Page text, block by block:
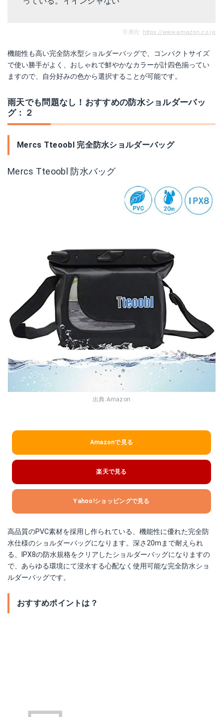
引用元: https://www.amazon.co.jp
機能性も高い完全防水型ショルダーバッグで、コンパクトサイズ
で使い勝手がよく、おしゃれで鮮やかなカラーが計四色揃ってい
ますので、自分好みの色から選択することが可能です。
雨天でも問題なし！おすすめの防水ショルダーバッ
グ：２
Mercs Tteoobl 完全防水ショルダーバッグ
Mercs Tteoobl 防水バッグ
出典:Amazon
Amazonで見る
楽天で見る
Yahoo!ショッピングで見る
高品質のPVC素材を採用し作られている、機能性に優れた完全防
水仕様のショルダーバッグになります。深さ20mまで耐えられ
る、IPX8の防水規格をクリアしたショルダーバッグになりますの
で、あらゆる環境にて浸水する心配なく使用可能な完全防水ショ
ルダーバッグです。
おすすめポイントは？